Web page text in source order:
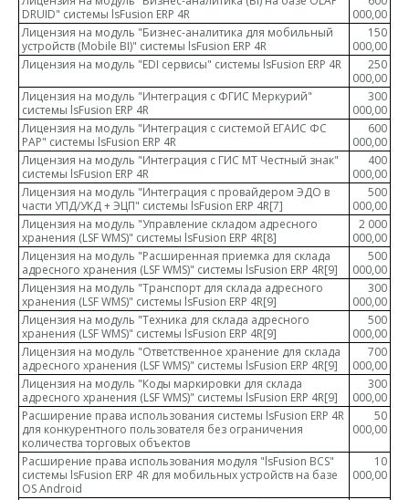
DRUID" системы lsFusion ERP 4R
000,00
Лицензия на модуль "Бизнес-аналитика для мобильный
устройств (Mobile BI)" системы lsFusion ERP 4R
150
000,00
Лицензия на модуль "EDI сервисы" системы lsFusion ERP 4R
250
000,00
Лицензия на модуль "Интеграция с ФГИС Меркурий"
системы lsFusion ERP 4R
300
000,00
Лицензия на модуль "Интеграция с системой ЕГАИС ФС
РАР" системы lsFusion ERP 4R
600
000,00
Лицензия на модуль "Интеграция с ГИС МТ Честный знак"
системы lsFusion ERP 4R
400
000,00
Лицензия на модуль "Интеграция с провайдером ЭДО в
части УПД/УКД + ЭЦП" системы lsFusion ERP 4R[7]
500
000,00
Лицензия на модуль "Управление складом адресного
хранения (LSF WMS)" системы lsFusion ERP 4R[8]
2 000
000,00
Лицензия на модуль "Расширенная приемка для склада
адресного хранения (LSF WMS)" системы lsFusion ERP 4R[9]
500
000,00
Лицензия на модуль "Транспорт для склада адресного
хранения (LSF WMS)" системы lsFusion ERP 4R[9]
300
000,00
Лицензия на модуль "Техника для склада адресного
хранения (LSF WMS)" системы lsFusion ERP 4R[9]
500
000,00
Лицензия на модуль "Ответственное хранение для склада
адресного хранения (LSF WMS)" системы lsFusion ERP 4R[9]
700
000,00
Лицензия на модуль "Коды маркировки для склада
адресного хранения (LSF WMS)" системы lsFusion ERP 4R[9]
300
000,00
Расширение права использования системы lsFusion ERP 4R
для конкурентного пользователя без ограничения
количества торговых объектов
50
000,00
Расширение права использования модуля "lsFusion BCS"
системы lsFusion ERP 4R для мобильных устройств на базе
OS Android
10
000,00